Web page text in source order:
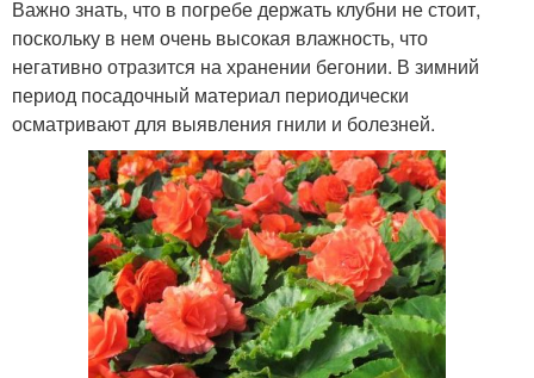
Важно знать, что в погребе держать клубни не стоит,
поскольку в нем очень высокая влажность, что
негативно отразится на хранении бегонии. В зимний
период посадочный материал периодически
осматривают для выявления гнили и болезней.